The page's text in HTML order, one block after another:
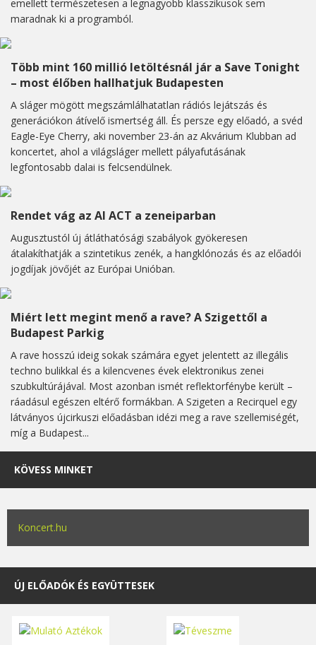
emellett természetesen a legnagyobb klasszikusok sem
maradnak ki a programból.
Több mint 160 millió letöltésnál jár a Save Tonight
– most élőben hallhatjuk Budapesten
A sláger mögött megszámlálhatatlan rádiós lejátszás és
generációkon átívelő ismertség áll. És persze egy előadó, a svéd
Eagle-Eye Cherry, aki november 23-án az Akvárium Klubban ad
koncertet, ahol a világsláger mellett pályafutásának
legfontosabb dalai is felcsendülnek.
Rendet vág az AI ACT a zeneiparban
Augusztustól új átláthatósági szabályok gyökeresen
átalakíthatják a szintetikus zenék, a hangklónozás és az előadói
jogdíjak jövőjét az Európai Unióban.
Miért lett megint menő a rave? A Szigettől a
Budapest Parkig
A rave hosszú ideig sokak számára egyet jelentett az illegális
techno bulikkal és a kilencvenes évek elektronikus zenei
szubkultúrájával. Most azonban ismét reflektorfénybe került –
ráadásul egészen eltérő formákban. A Szigeten a Recirquel egy
látványos újcirkuszi előadásban idézi meg a rave szellemiségét,
míg a Budapest...
KÖVESS MINKET
Koncert.hu
ÚJ ELŐADÓK ÉS EGYÜTTESEK